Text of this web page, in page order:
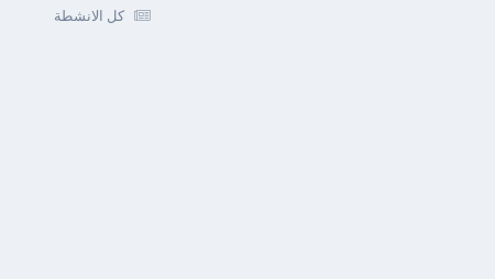
كل الانشطة